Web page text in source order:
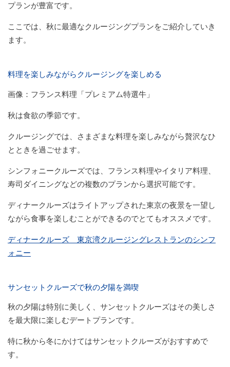
プランが豊富です。
ここでは、秋に最適なクルージングプランをご紹介していき
ます。
料理を楽しみながらクルージングを楽しめる
画像：フランス料理「プレミアム特選牛」
秋は食欲の季節です。
クルージングでは、さまざまな料理を楽しみながら贅沢なひ
とときを過ごせます。
シンフォニークルーズでは、フランス料理やイタリア料理、
寿司ダイニングなどの複数のプランから選択可能です。
ディナークルーズはライトアップされた東京の夜景を一望し
ながら食事を楽しむことができるのでとてもオススメです。
ディナークルーズ 東京湾クルージングレストランのシンフ
ォニー
サンセットクルーズで秋の夕陽を満喫
秋の夕陽は特別に美しく、サンセットクルーズはその美しさ
を最大限に楽しむデートプランです。
特に秋から冬にかけてはサンセットクルーズがおすすめで
す。